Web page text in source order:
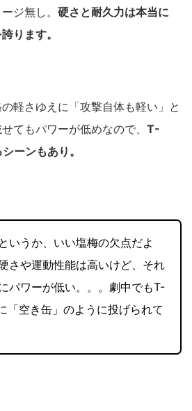
ジ無し。 硬さと耐久力は本当に
ります。
軽さゆえに「攻撃自体も軽い」と
てもパワーが低めなので、 T-
ーンもあり。
いうか、いい塩梅の欠点だよ
さや運動性能は高いけど、それ
パワーが低い。。。劇中でもT-
「空き缶」のように投げられて